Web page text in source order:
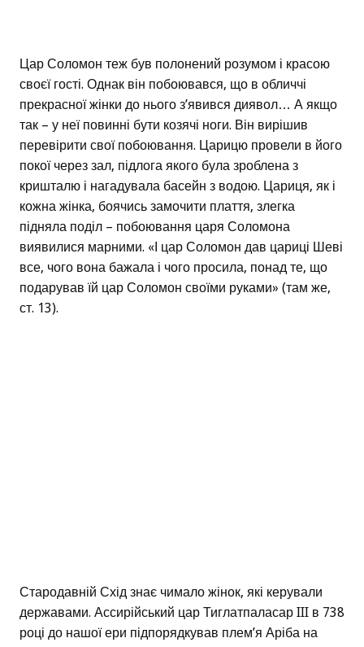
Цар Соломон теж був полонений розумом і красою
своєї гості. Однак він побоювався, що в обличчі
прекрасної жінки до нього з’явився диявол… А якщо
так – у неї повинні бути козячі ноги. Він вирішив
перевірити свої побоювання. Царицю провели в його
покої через зал, підлога якого була зроблена з
кришталю і нагадувала басейн з водою. Цариця, як і
кожна жінка, боячись замочити плаття, злегка
підняла поділ – побоювання царя Соломона
виявилися марними. «І цар Соломон дав цариці Шеві
все, чого вона бажала і чого просила, понад те, що
подарував їй цар Соломон своїми руками» (там же,
ст. 13).
Стародавній Схід знає чимало жінок, які керували
державами. Ассирійський цар Тиглатпаласар III в 738
році до нашої ери підпорядкував плем’я Аріба на